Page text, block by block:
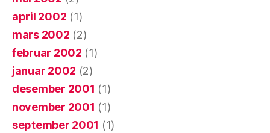
april 2002 (1)
mars 2002 (2)
februar 2002 (1)
januar 2002 (2)
desember 2001 (1)
november 2001 (1)
september 2001 (1)